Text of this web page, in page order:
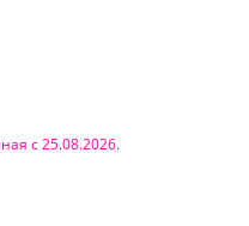
с 25.08.2026.